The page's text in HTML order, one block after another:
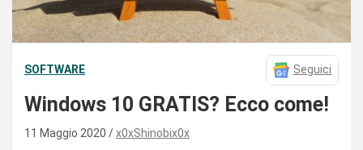
SOFTWARE Seguici
Windows 10 GRATIS? Ecco come!
11 Maggio 2020 x0xShinobix0x